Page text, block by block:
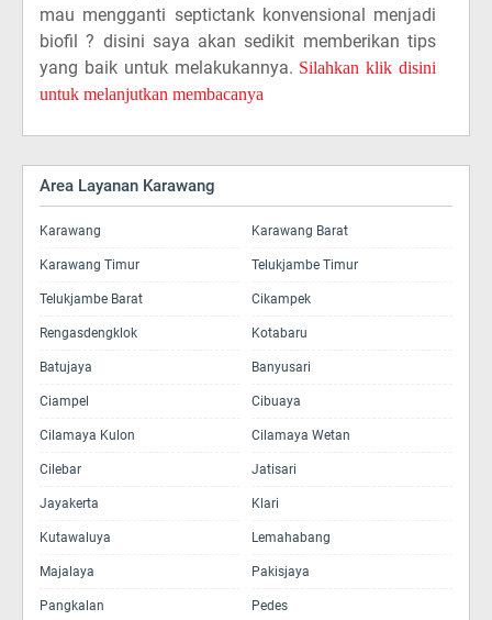
mau mengganti septictank konvensional menjadi
biofil ? disini saya akan sedikit memberikan tips
yang baik untuk melakukannya. Silahkan klik disini
untuk melanjutkan membacanya
Area Layanan Karawang
Karawang Karawang Barat
Karawang Timur Telukjambe Timur
Telukjambe Barat Cikampek
Rengasdengklok Kotabaru
Batujaya Banyusari
Ciampel Cibuaya
Cilamaya Kulon Cilamaya Wetan
Cilebar Jatisari
Jayakerta Klari
Kutawaluya Lemahabang
Majalaya Pakisjaya
Pangkalan Pedes